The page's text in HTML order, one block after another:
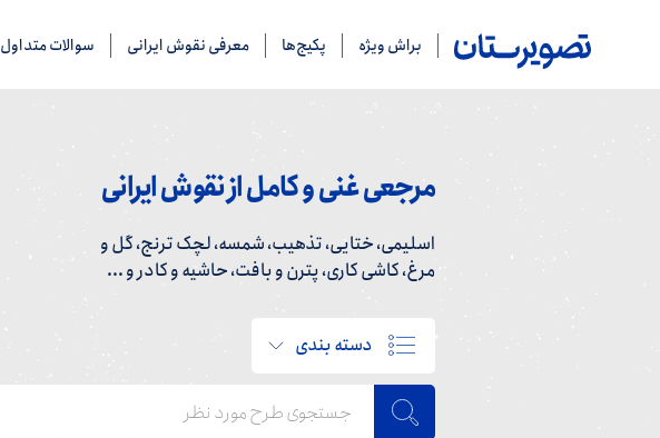
براش ویژه پکیج‌ها معرفی نقوش ایرانی سوالات متداول
مرجعی غنی و کامل از نقوش ایرانی
اسلیمی، ختایی، تذهیب، شمسه، لچک ترنج، گل و
مرغ، کاشی کاری، پترن و بافت، حاشیه و کادر و ...
دسته بندی